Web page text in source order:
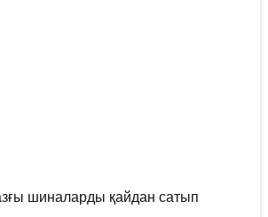
шиналарды қайдан сатып